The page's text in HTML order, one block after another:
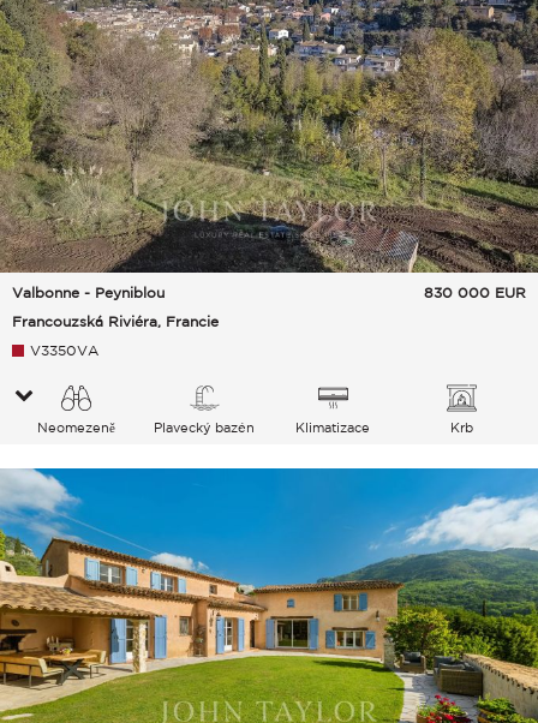
Valbonne - Peyniblou
Francouzská Riviéra, Francie
830 000 EUR
V3350VA
Neomezeně Plavecký bazén Klimatizace Krb